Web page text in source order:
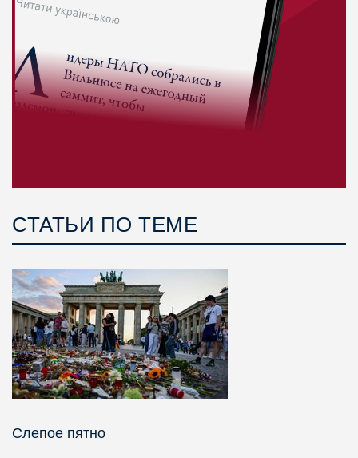
СТАТЬИ ПО ТЕМЕ
Слепое пятно